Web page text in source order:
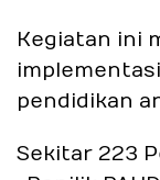
Kegiatan ini
pendidikan
Sekitar 223